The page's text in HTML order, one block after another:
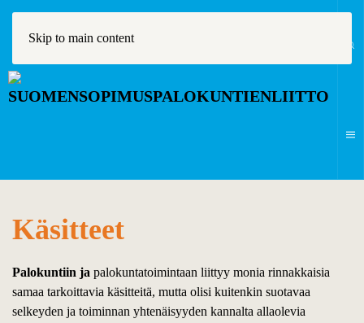
Skip to main content
Käsitteet
Palokuntiin ja palokuntatoimintaan liittyy monia rinnakkaisia
samaa tarkoittavia käsitteitä, mutta olisi kuitenkin suotavaa
selkeyden ja toiminnan yhtenäisyyden kannalta allaolevia